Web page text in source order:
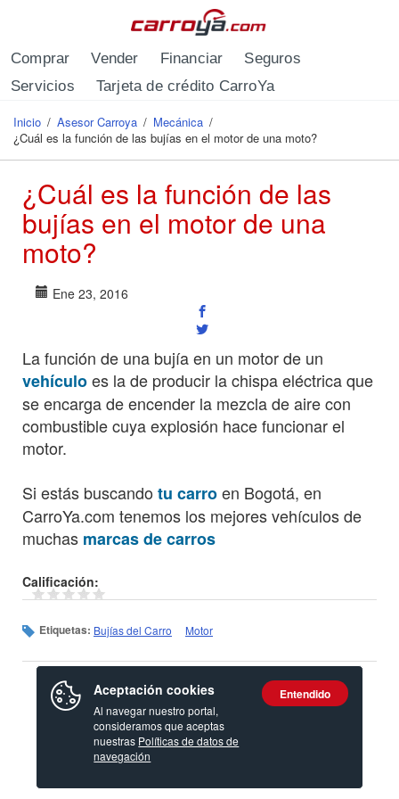
Comprar Vender Financiar
Seguros
Servicios
Tarjeta de crédito CarroYa
Se encuentra usted aquí
Inicio / Asesor Carroya / Mecánica /
¿Cuál es la función de las bujías en el motor de una moto?
¿Cuál es la función de las
bujías en el motor de una
moto?
Ene 23, 2016
La función de una bujía en un motor de un
vehículoes la de producir la chispa eléctrica que
se encarga de encender la mezcla de aire con
combustible cuya explosión hace funcionar el
motor.
Si estás buscando tu carroen Bogotá, en
CarroYa.com tenemos los mejores vehículos de
muchas marcas de carros
Calificación:
Etiquetas: Bujías del Carro Motor
Aceptación cookies
Al navegar nuestro portal,
consideramos que aceptas
nuestras Políticas de datos de
navegación
Entendido